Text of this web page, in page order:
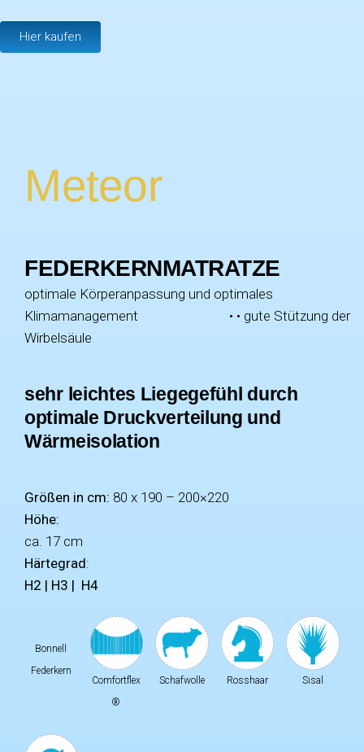
Hier kaufen
Meteor
FEDERKERNMATRATZE
optimale Körperanpassung und optimales
Klimamanagement • • gute Stützung der
Wirbelsäule
sehr leichtes Liegegefühl durch
optimale Druckverteilung und
Wärmeisolation
Größen in cm: 80 x 190 – 200×220
Höhe:
ca. 17 cm
Härtegrad:
H2 | H3 | H4
Bonnell
Federkern
Comfortflex
®
Schafwolle Rosshaar Sisal